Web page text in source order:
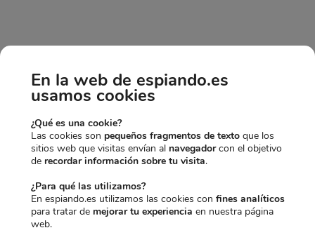
En la web de espiando.es
usamos cookies
¿Qué es una cookie?
Las cookies son pequeños fragmentos de texto que los
sitios web que visitas envían al navegadorcon el objetivo
de recordar información sobre tu visita.
¿Para qué las utilizamos?
En espiando.es utilizamos las cookies con fines analíticos
para tratar de mejorar tu experiencia en nuestra página
web.